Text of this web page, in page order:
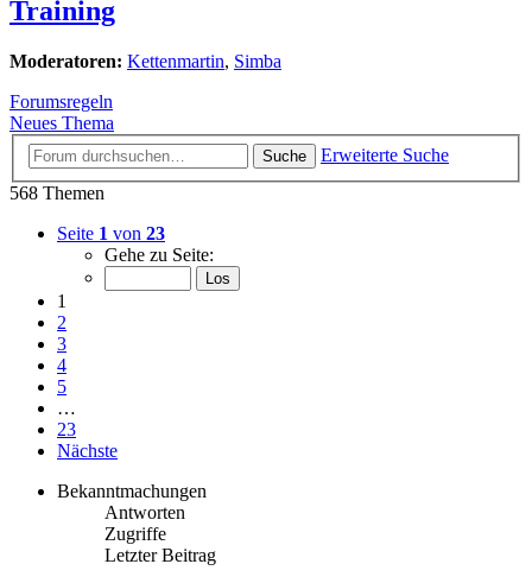
Training
Moderatoren: Kettenmartin, Simba
Forumsregeln
Neues Thema
Suche
Erweiterte Suche
568 Themen
Seite 1 von 23
Gehe zu Seite:
1
2
3
4
5
…
23
Nächste
Bekanntmachungen
Antworten
Zugriffe
Letzter Beitrag